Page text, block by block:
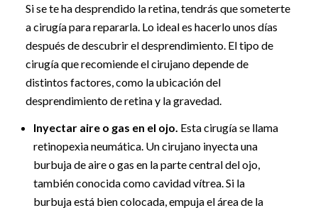
Si se te ha desprendido la retina, tendrás que someterte
a cirugía para repararla. Lo ideal es hacerlo unos días
después de descubrir el desprendimiento. El tipo de
cirugía que recomiende el cirujano depende de
distintos factores, como la ubicación del
desprendimiento de retina y la gravedad.
Inyectar aire o gas en el ojo. Esta cirugía se llama
retinopexia neumática. Un cirujano inyecta una
burbuja de aire o gas en la parte central del ojo,
también conocida como cavidad vítrea. Si la
burbuja está bien colocada, empuja el área de la